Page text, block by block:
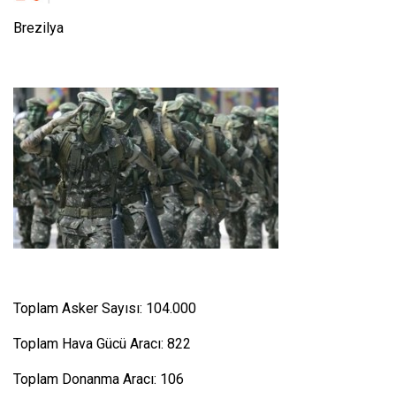
Brezilya
Toplam Asker Sayısı: 104.000
Toplam Hava Gücü Aracı: 822
Toplam Donanma Aracı: 106